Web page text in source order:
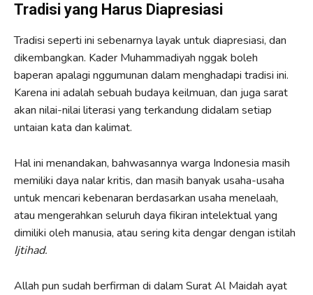
Tradisi yang Harus Diapresiasi
Tradisi seperti ini sebenarnya layak untuk diapresiasi, dan
dikembangkan. Kader Muhammadiyah nggak boleh
baperan apalagi nggumunan dalam menghadapi tradisi ini.
Karena ini adalah sebuah budaya keilmuan, dan juga sarat
akan nilai-nilai literasi yang terkandung didalam setiap
untaian kata dan kalimat.
Hal ini menandakan, bahwasannya warga Indonesia masih
memiliki daya nalar kritis, dan masih banyak usaha-usaha
untuk mencari kebenaran berdasarkan usaha menelaah,
atau mengerahkan seluruh daya fikiran intelektual yang
dimiliki oleh manusia, atau sering kita dengar dengan istilah
Ijtihad.
Allah pun sudah berfirman di dalam Surat Al Maidah ayat